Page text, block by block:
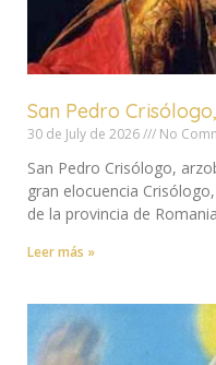
San Pedro
30 de July de 2026 No
San Pedro Crisólogo,
gran elocuencia
de la provincia de
Leer más »